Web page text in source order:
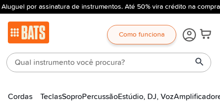
por assinatura de instrumentos. Até 50% vira crédito na compra
Como funciona
Cordas TeclasSoproPercussãoEstúdio, DJ, Voz